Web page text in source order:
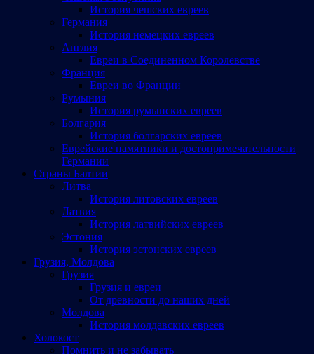
История чешских евреев
Германия
История немецких евреев
Англия
Евреи в Соединенном Королевстве
Франция
Евреи во Франции
Румыния
История румынских евреев
Болгария
История болгарских евреев
Еврейские памятники и достопримечательности
Германии
Страны Балтии
Литва
История литовских евреев
Латвия
История латвийских евреев
Эстония
История эстонских евреев
Грузия, Молдова
Грузия
Грузия и евреи
От древности до наших дней
Молдова
История молдавских евреев
Холокост
Помнить и не забывать